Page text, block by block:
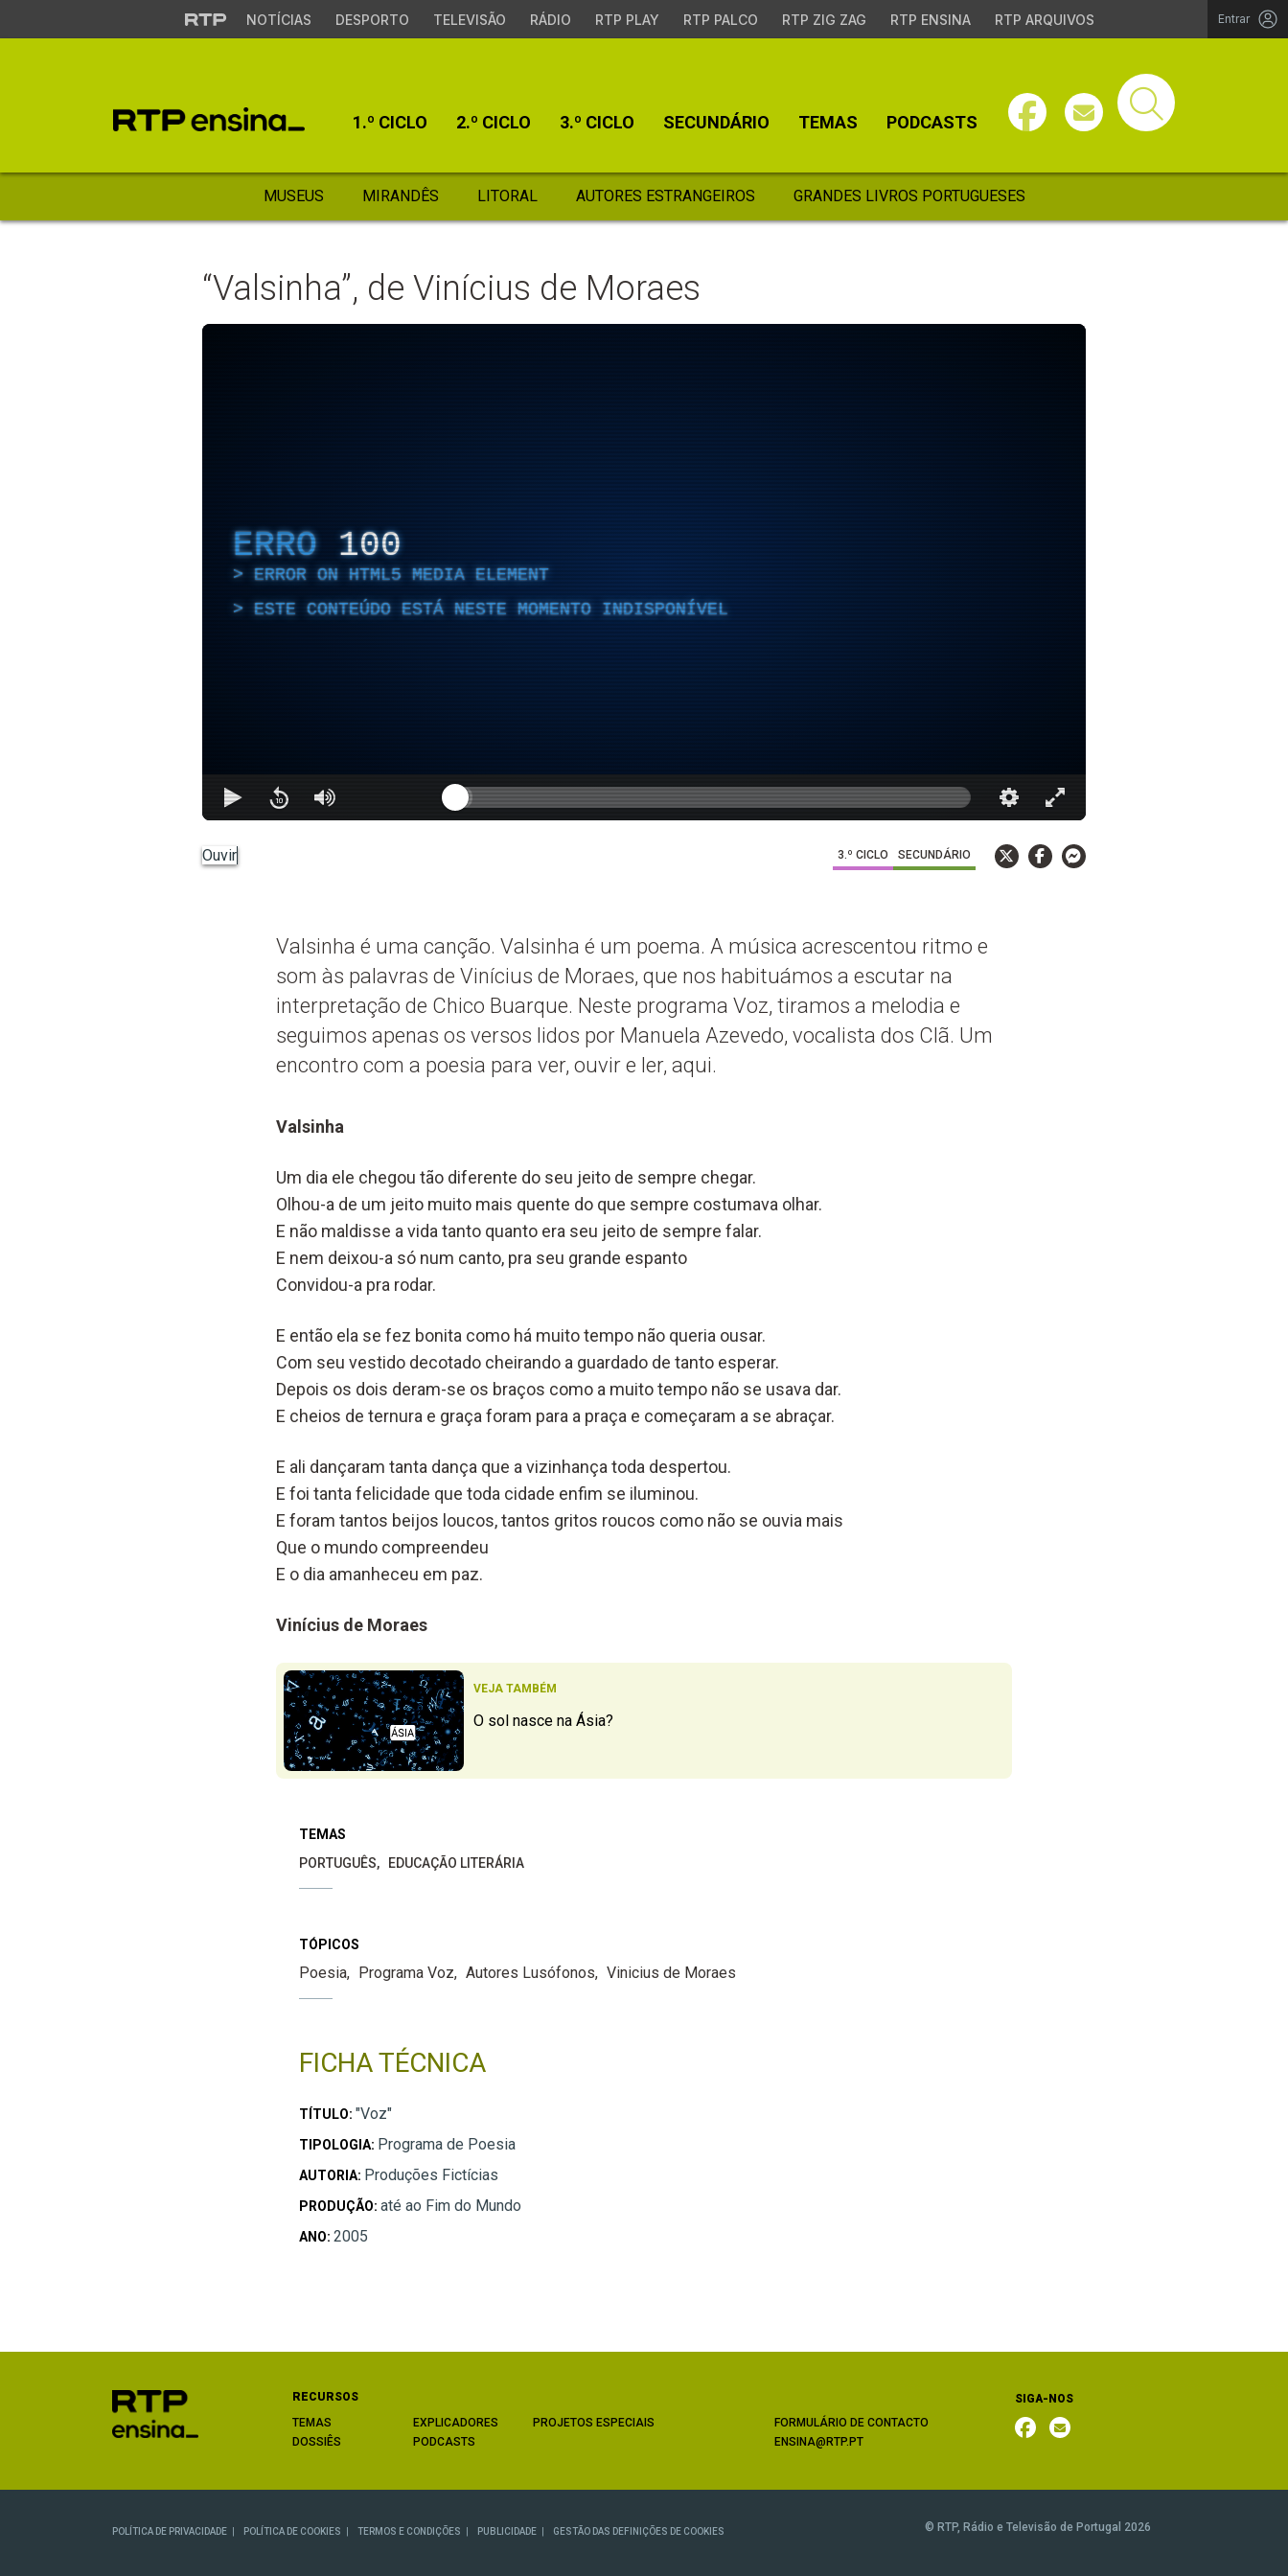
NOTÍCIAS DESPORTO TELEVISÃO RÁDIO RTP PLAY RTP PALCO RTP ZIG ZAG RTP ENSINA RTP ARQUIVOS Entrar
1.º CICLO 2.º CICLO 3.º CICLO SECUNDÁRIO TEMAS PODCASTS
MUSEUS MIRANDÊS LITORAL AUTORES ESTRANGEIROS GRANDES LIVROS PORTUGUESES
“Valsinha”, de Vinícius de Moraes
ERRO 100
ERROR ON HTML5 MEDIA ELEMENT
ESTE CONTEÚDO ESTÁ NESTE MOMENTO INDISPONÍVEL
Ouvir 3.º CICLO SECUNDÁRIO
Valsinha é uma canção. Valsinha é um poema. A música acrescentou ritmo e
som às palavras de Vinícius de Moraes, que nos habituámos a escutar na
interpretação de Chico Buarque. Neste programa Voz, tiramos a melodia e
seguimos apenas os versos lidos por Manuela Azevedo, vocalista dos Clã. Um
encontro com a poesia para ver, ouvir e ler, aqui.
Valsinha
Um dia ele chegou tão diferente do seu jeito de sempre chegar.
Olhou-a de um jeito muito mais quente do que sempre costumava olhar.
E não maldisse a vida tanto quanto era seu jeito de sempre falar.
E nem deixou-a só num canto, pra seu grande espanto
Convidou-a pra rodar.
E então ela se fez bonita como há muito tempo não queria ousar.
Com seu vestido decotado cheirando a guardado de tanto esperar.
Depois os dois deram-se os braços como a muito tempo não se usava dar.
E cheios de ternura e graça foram para a praça e começaram a se abraçar.
E ali dançaram tanta dança que a vizinhança toda despertou.
E foi tanta felicidade que toda cidade enfim se iluminou.
E foram tantos beijos loucos, tantos gritos roucos como não se ouvia mais
Que o mundo compreendeu
E o dia amanheceu em paz.
Vinícius de Moraes
VEJA TAMBÉM
O sol nasce na Ásia?
TEMAS
PORTUGUÊS
EDUCAÇÃO LITERÁRIA
TÓPICOS
Poesia Programa Voz Autores Lusófonos Vinicius de Moraes
FICHA TÉCNICA
TÍTULO: "Voz"
TIPOLOGIA: Programa de Poesia
AUTORIA: Produções Fictícias
PRODUÇÃO: até ao Fim do Mundo
ANO: 2005
RECURSOS
TEMAS
DOSSIÊS
EXPLICADORES
PODCASTS
PROJETOS ESPECIAIS
FORMULÁRIO DE CONTACTO
ENSINA@RTP.PT
SIGA-NOS
POLÍTICA DE PRIVACIDADE POLÍTICA DE COOKIES TERMOS E CONDIÇÕES PUBLICIDADE GESTÃO DAS DEFINIÇÕES DE COOKIES © RTP, Rádio e Televisão de Portugal 2026